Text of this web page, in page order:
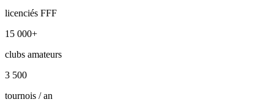
licenciés FFF
15 000+
clubs amateurs
3 500
tournois / an